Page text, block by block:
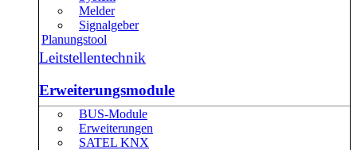
Melder
Signalgeber
Planungstool
Leitstellentechnik
Erweiterungsmodule
BUS-Module
Erweiterungen
SATEL KNX